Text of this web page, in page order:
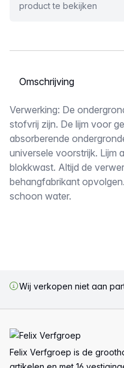
product te bekijken
Selecteer een tabblad
Omschrijving
Verwerking: De
stofvrij zijn. De lijm voor
absorberende
universele voorstrijk. Lijm
blokkwast. Altijd de
behangfabrikant
schoon water.
Wij verkopen niet aan
Felix Verfgroep is de